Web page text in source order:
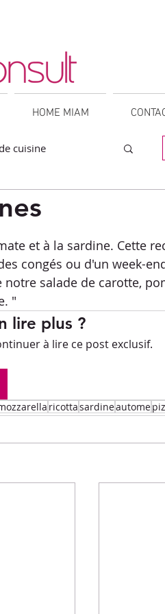
HOME MIAM
cuisine
Entrées
Lunch
de fêtes
Soupe
et à la sardine. Cette
congés ou d'un week-
salade de carotte,
"
lire plus ?
à lire ce post exclusif.
ricottasardineautome